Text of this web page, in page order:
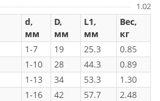
1.02
d,
мм
D,
мм
L1,
мм
Вес,
кг
1-7 19 25.3
0.85
1-10 28 44.3
0.89
1-13 34 53.3
1.30
1-16 42 57.7
2.48